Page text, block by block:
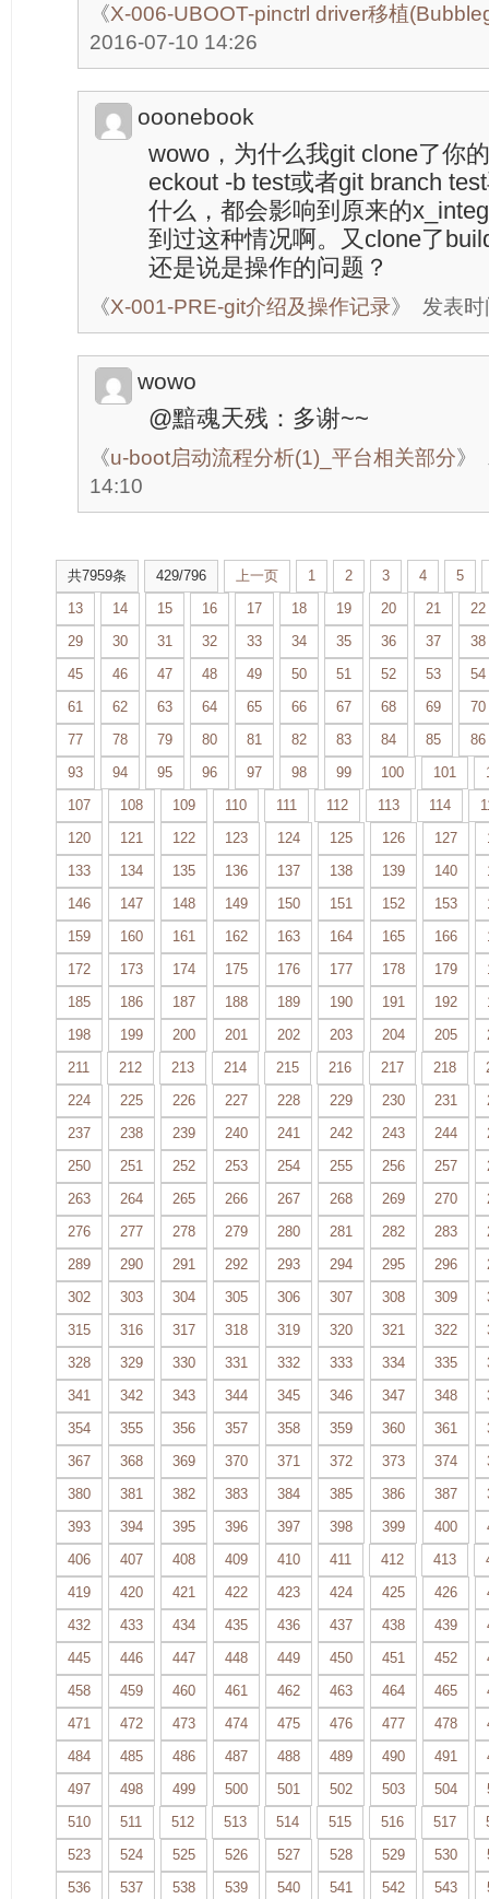
《X-006-UBOOT-pinctrl driver移植
2016-07-10 14:26
ooonebook
wowo，为什么我git clone了你
eckout -b test或者git branch
什么，都会影响到原来的
到过这种情况啊。又clone了
还是说是操作的问题？
《X-001-PRE-git介绍及操作记录》 发表
wowo
@黯魂天残：多谢~~
《u-boot启动流程分析(1)_平台相关部分》
14:10
共7959条 429/796 上一页 1 2 3 4
5
13
14 15 16 17 18 19 20 21
22
29
30 31 32 33 34 35 36 37
38
45
46 47 48 49 50 51 52 53
54
61
62 63 64 65 66 67 68 69
70
77
78 79 80 81 82 83 84 85
86
93
94 95 96 97 98 99 100 101
107
108 109 110 111 112 113 114
120
121 122 123 124 125 126 127
133
134 135 136 137 138 139 140
146
147 148 149 150 151 152 153
159
160 161 162 163 164 165 166
172
173 174 175 176 177 178 179
185
186 187 188 189 190 191 192
198
199 200 201 202 203 204 205
211
212 213 214 215 216 217 218
224
225 226 227 228 229 230 231
237
238 239 240 241 242 243 244
250
251 252 253 254 255 256 257
263
264 265 266 267 268 269 270
276
277 278 279 280 281 282 283
289
290 291 292 293 294 295 296
302
303 304 305 306 307 308 309
315
316 317 318 319 320 321 322
328
329 330 331 332 333 334 335
341
342 343 344 345 346 347 348
354
355 356 357 358 359 360 361
367
368 369 370 371 372 373 374
380
381 382 383 384 385 386 387
393
394 395 396 397 398 399 400
406
407 408 409 410 411 412 413
419
420 421 422 423 424 425 426
432
433 434 435 436 437 438 439
445
446 447 448 449 450 451 452
458
459 460 461 462 463 464 465
471
472 473 474 475 476 477 478
484
485 486 487 488 489 490 491
497
498 499 500 501 502 503 504
510
511 512 513 514 515 516 517
523
524 525 526 527 528 529 530
536
537 538 539 540 541 542 543